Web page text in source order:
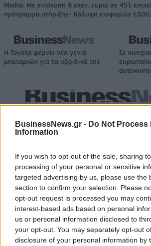
BusinessNews.gr - Do Not Process
Information
If you wish to opt-out of the sale, sharing
processing of your personal or sensitive
targeted advertising by us, please use the
section to confirm your selection. Please
opt-out request is processed you may
interest-based ads based on personal
us or personal information disclosed to
your opt-out. You may separately opt-out
disclosure of your personal information by
Media: Με ενίσχυση 8 εκατ. ευρώ σε 451
πρόγραμμα στήριξης- Κάλυψη εισφορών
Η Toyota φέρνει νέα γενιά
μπαταριών για τα υβριδικά της
Σε
Νέο Audi A2 e-tron με στόχο την κορυφή της
προετοιμασίας και τα φιλικά
ο
Χρηματιστήριο Αθηνών: Εβδομαδιαία άνοδος
από τις αρχές του έτους